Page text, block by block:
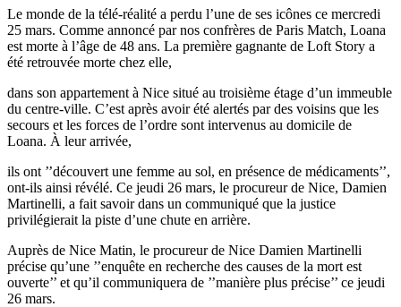
Le monde de la télé-réalité a perdu l’une de ses icônes ce mercredi
25 mars. Comme annoncé par nos confrères de Paris Match, Loana
est morte à l’âge de 48 ans. La première gagnante de Loft Story a
été retrouvée morte chez elle,
dans son appartement à Nice situé au troisième étage d’un immeuble
du centre-ville. C’est après avoir été alertés par des voisins que les
secours et les forces de l’ordre sont intervenus au domicile de
Loana. À leur arrivée,
ils ont ’’découvert une femme au sol, en présence de médicaments’’,
ont-ils ainsi révélé. Ce jeudi 26 mars, le procureur de Nice, Damien
Martinelli, a fait savoir dans un communiqué que la justice
privilégierait la piste d’une chute en arrière.
Auprès de Nice Matin, le procureur de Nice Damien Martinelli
précise qu’une ’’enquête en recherche des causes de la mort est
ouverte’’ et qu’il communiquera de ’’manière plus précise’’ ce jeudi
26 mars.